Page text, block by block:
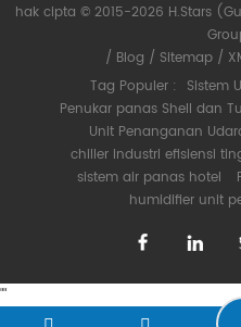
hak cipta © 2015-2026 H.Stars
/ Blog / Sitemap /
Tag Populer :
Sistem
Penukar panas Shell dan
Unit Penanganan
chiller industri efisiensi
sistem air panas hotel
humidifier unit
""